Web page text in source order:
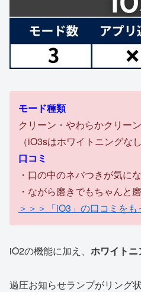
モード種類
クリーン・やわらかクリー
（iO3sはホワイトニングな
口コミ
・口の中のネバつきが気に
・ながら磨きでもちゃんと
＞＞＞「iO3」の口コミをも
iO2の機能に加え、 ホワイト
過圧お知らせランプがリング